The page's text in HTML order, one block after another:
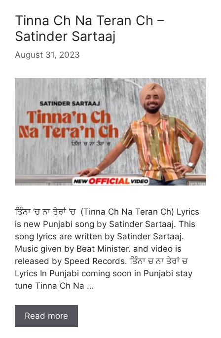
Tinna Ch Na Teran Ch –
Satinder Sartaaj
August 31, 2023
ਤਿੰਨਾ ‘ਚ ਨਾ ਤੇਰਾਂ ‘ਚ (Tinna Ch Na Teran Ch) Lyrics
is new Punjabi song by Satinder Sartaaj. This
song lyrics are written by Satinder Sartaaj.
Music given by Beat Minister. and video is
released by Speed Records. ਤਿੰਨਾ ਚ ਨਾ ਤੇਰਾਂ ਚ
Lyrics In Punjabi coming soon in Punjabi stay
tune Tinna Ch Na …
Read more